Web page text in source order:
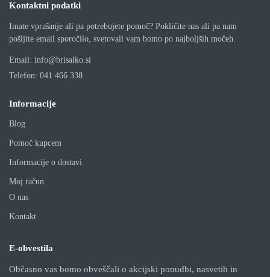
Kontaktni podatki
Imate vprašanje ali pa potrebujete pomoč? Pokličite nas ali pa nam
pošljite email sporočilo, svetovali vam bomo po najboljših močeh.
Email: info@brisalko.si
Telefon: 041 466 338
Informacije
Blog
Pomoč kupcem
Informacije o dostavi
Moj račun
O nas
Kontakt
E-obvestila
Občasno vas bomo obveščali o akcijski ponudbi, nasvetih in